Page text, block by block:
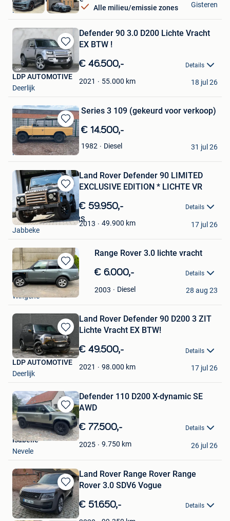
Alle milieu/emissie zones
Mere
Gisteren
Bewaren
in
Mijn
Favorieten
Defender 90 3.0 D200 Lichte Vracht
EX BTW !
€ 46.500,- Details
2021 55.000 km
LDP AUTOMOTIVE
Deerlijk
18 jul 26
Bewaren
in
Mijn
Favorieten
Series 3 109 (gekeurd voor verkoop)
€ 14.500,-
1982 Diesel
Stijn VO
Hamme
31 jul 26
Bewaren
in
Mijn
Favorieten
Land Rover Defender 90 LIMITED
EXCLUSIVE EDITION * LICHTE VR
€ 59.950,- Details
2013 49.900 km
XOTO PREMIUM CARS
Jabbeke
17 jul 26
Bewaren
in
Mijn
Favorieten
Range Rover 3.0 lichte vracht
€ 6.000,- Details
2003 Diesel
Stifke
Wingene
28 aug 23
Bewaren
in
Mijn
Favorieten
Land Rover Defender 90 D200 3 ZIT
Lichte Vracht EX BTW!
€ 49.500,- Details
2021 98.000 km
LDP AUTOMOTIVE
Deerlijk
17 jul 26
Bewaren
in
Mijn
Favorieten
Defender 110 D200 X-dynamic SE
AWD
€ 77.500,- Details
2025 9.750 km
Isabelle
Nevele
26 jul 26
Bewaren
in
Mijn
Favorieten
Land Rover Range Rover Range
Rover 3.0 SDV6 Vogue
€ 51.650,- Details